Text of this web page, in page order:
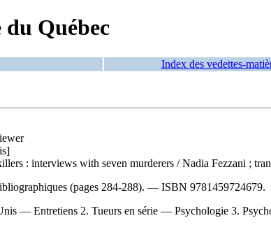
Québec
Index des vedettes-
: interviews with seven murderers / Nadia Fezzani ;
(pages 284-288). — ISBN 9781459724679.
— Entretiens 2. Tueurs en série — Psychologie 3.